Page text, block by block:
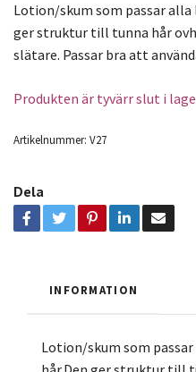
Lotion/skum som passar alla
ger struktur till tunna hår
slätare. Passar bra att
Produkten är tyvärr slut i
Artikelnummer: V27
Dela
INFORMATION
Lotion/skum som